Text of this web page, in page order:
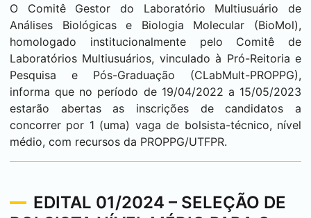
O Comitê Gestor do Laboratório Multiusuário de
Análises Biológicas e Biologia Molecular (BioMol),
homologado institucionalmente pelo Comitê de
Laboratórios Multiusuários, vinculado à Pró-Reitoria e
Pesquisa e Pós-Graduação (CLabMult-PROPPG),
informa que no período de 19/04/2022 a 15/05/2023
estarão abertas as inscrições de candidatos a
concorrer por 1 (uma) vaga de bolsista-técnico, nível
médio, com recursos da PROPPG/UTFPR.
EDITAL 01/2024 – SELEÇÃO DE